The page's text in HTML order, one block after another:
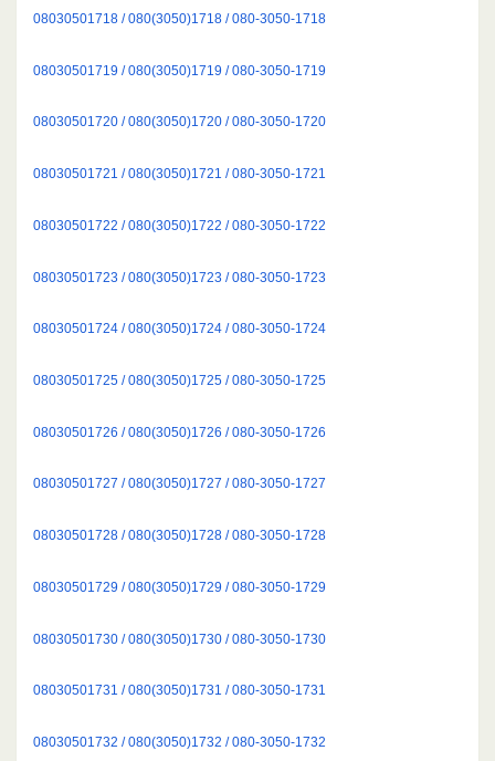
08030501718 / 080(3050)1718 / 080-3050-1718
08030501719 / 080(3050)1719 / 080-3050-1719
08030501720 / 080(3050)1720 / 080-3050-1720
08030501721 / 080(3050)1721 / 080-3050-1721
08030501722 / 080(3050)1722 / 080-3050-1722
08030501723 / 080(3050)1723 / 080-3050-1723
08030501724 / 080(3050)1724 / 080-3050-1724
08030501725 / 080(3050)1725 / 080-3050-1725
08030501726 / 080(3050)1726 / 080-3050-1726
08030501727 / 080(3050)1727 / 080-3050-1727
08030501728 / 080(3050)1728 / 080-3050-1728
08030501729 / 080(3050)1729 / 080-3050-1729
08030501730 / 080(3050)1730 / 080-3050-1730
08030501731 / 080(3050)1731 / 080-3050-1731
08030501732 / 080(3050)1732 / 080-3050-1732